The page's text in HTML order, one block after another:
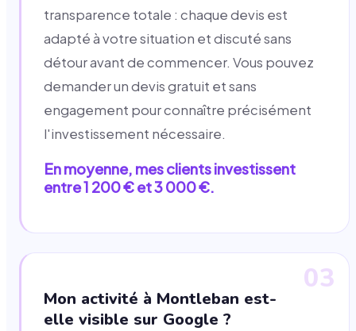
transparence totale : chaque devis est
adapté à votre situation et discuté sans
détour avant de commencer. Vous pouvez
demander un devis gratuit et sans
engagement pour connaître précisément
l'investissement nécessaire.
En moyenne, mes clients investissent
entre 1 200 € et 3 000 €.
03
Mon activité à Montleban est-
elle visible sur Google ?